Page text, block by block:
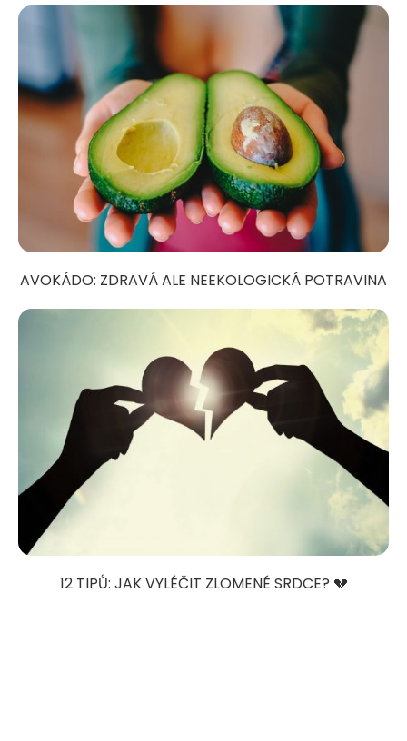
AVOKÁDO: ZDRAVÁ ALE NEEKOLOGICKÁ POTRAVINA
12 TIPŮ: JAK VYLÉČIT ZLOMENÉ SRDCE? 💔